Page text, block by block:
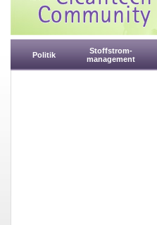
Politik
Stoffstrom-
management